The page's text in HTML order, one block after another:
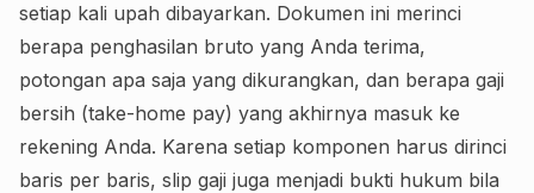
setiap kali upah dibayarkan. Dokumen ini merinci
berapa penghasilan bruto yang Anda terima,
potongan apa saja yang dikurangkan, dan berapa gaji
bersih (take-home pay) yang akhirnya masuk ke
rekening Anda. Karena setiap komponen harus dirinci
baris per baris, slip gaji juga menjadi bukti hukum bila